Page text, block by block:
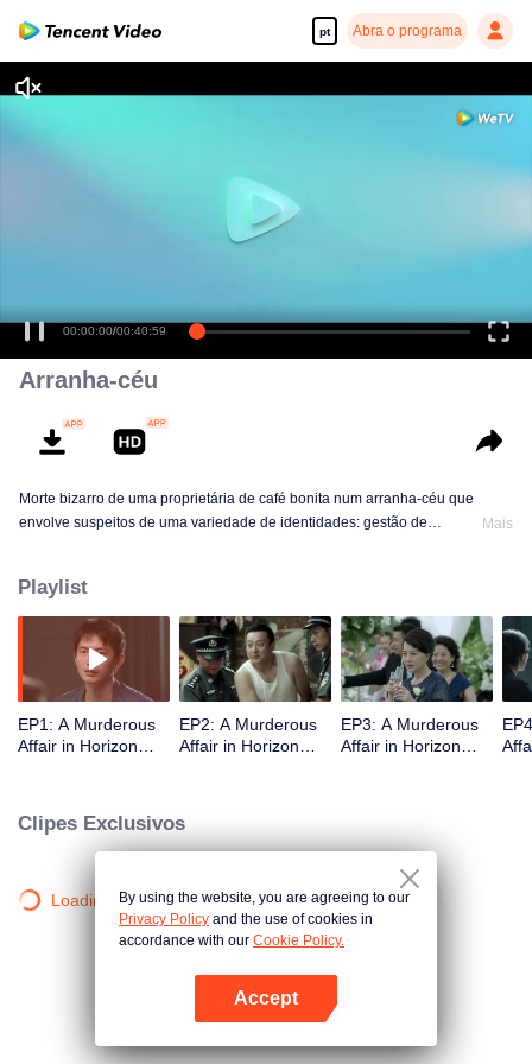
pt Abra o programa
Abra o programa
00:00:00/00:40:59
Arranha-céu
Morte bizarro de uma proprietária de café bonita num arranha-céu que
envolve suspeitos de uma variedade de identidades: gestão de
implica a vida urbana através de um edifício.
Mais
Playlist
EP1: A Murderous
Affair in Horizon
EP2: A Murderous
Affair in Horizon
EP3: A Murderous
Affair in Horizon
Clipes Exclusivos
Loading…By using the website, you are agreeing to our
Privacy Policy and the use of cookies in
accordance with our Cookie Policy.
Accept